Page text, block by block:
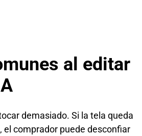
al editar
demasiado. Si la tela queda
comprador puede desconfiar